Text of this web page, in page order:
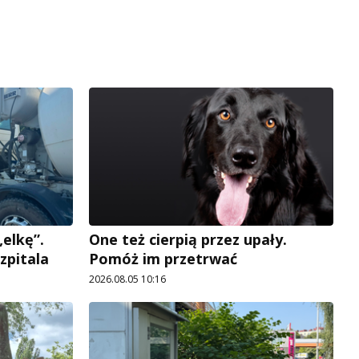
One też cierpią przez upały.
Pomóż im przetrwać
2026.08.05 10:16